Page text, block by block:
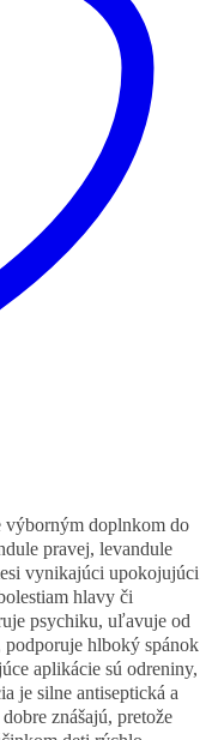
výborným doplnkom do
pravej, levandule
vynikajúci upokojujúci
hlavy či
psychiku, uľavuje od
hlboký spánok
aplikácie sú odreniny,
je silne antiseptická a
znášajú, pretože